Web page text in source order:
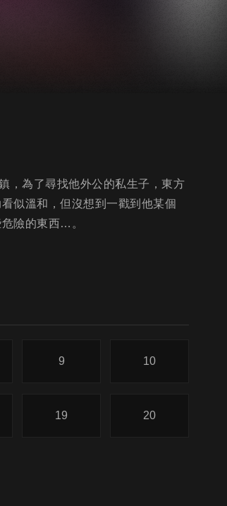
，為了尋找他外公的私生子，東方
似溫和，但沒想到一戳到他某個
險的東西…。
9 10
19 20